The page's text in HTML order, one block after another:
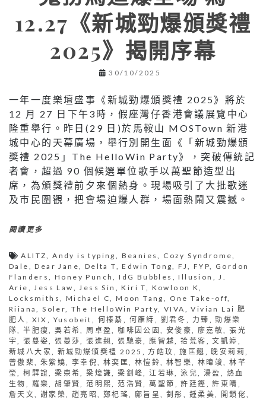
12.27《新城勁爆頒獎禮
2025》揭開序幕
30/10/2025
一年一度樂壇盛事《新城勁爆頒獎禮 2025》將於
12 月 27 日下午3時，假座灣仔香港會議展覽中心
隆重舉行。昨日(29 日)於馬鞍山 MOSTown 新港
城中心的天幕廣場，舉行別開生面《「新城勁爆頒
獎禮 2025」The HelloWin Party》，突破傳統記
者會，超過 90 個候選單位歌手以萬聖節造型出
席，為頒獎禮前夕來個熱身。現場吸引了大批歌迷
及市民圍觀，把會場迫爆人群，場面熱鬧又震撼。
閱讀更多
ALITZ,Andy is typing , Beanies, Cozy Syndrome,
Dale ,Dear Jane, Delta T,Edwin Tong,FJ, FYP, Gordon
Flanders,Honey Punch,IdG Bubbles ,Illusion ,J.
Arie ,Jess Law ,Jess Sin ,Kiri T, Kowloon K,
Locksmiths, Michael C,Moon Tang , One Take-off,
Riiana,Soler,The HelloWin Party,VIVA ,Vivian Lai 肥
肥人 , XIX , Yusobeit , 何榛綦 , 何雁詩 , 劉君冬 , 力臻 ,勁爆樂
隊,半肥瘦,吳若希,周卓盈, 咖啡因公園,安俊豪,廖嘉敏,張光
宇,張蔓姿,張蔓莎,張進翹,張馳豪,應智越,拾荒客 ,文凱婷 ,
新城八大家, 新城勁爆頒獎禮 2025 ,方皓玟 ,施匡翹 , 晚安莉莉,
曾傲棐,朱紫嬈,李幸倪,林奕匡,林愷鈴,林智樂,林暐竣,林芊
瑩,柯驛誼,梁崇希,梁煒謙,梁釗峰,江若琳,泳兒, 湯盈 , 熱血
生物 , 羅樂,胡肇賢,范明熙,范浩賢,萬聖節 ,許廷鏗 ,許東晴 ,
詹天文,謝家榮,趙亮昭,鄭杞瑤,鄺旨呈,釗彤 , 鍾柔美, 開鎖佬,